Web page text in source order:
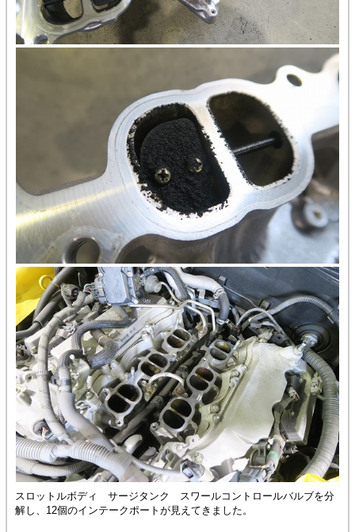
スロットルボディ サージタンク スワールコントロールバルブを分
解し、12個のインテークポートが見えてきました。